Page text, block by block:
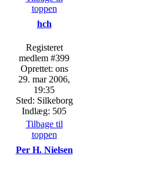
toppen
hch
Registeret
medlem #399
Oprettet: ons
29. mar 2006,
19:35
Sted: Silkeborg
Indlæg: 505
Tilbage til
toppen
Per H. Nielsen